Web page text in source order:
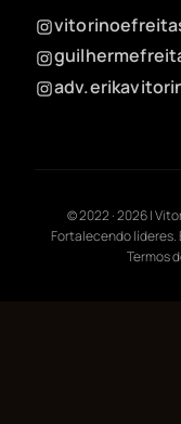
© 2022 ·2026|
Fortalecendo líderes.
Termos